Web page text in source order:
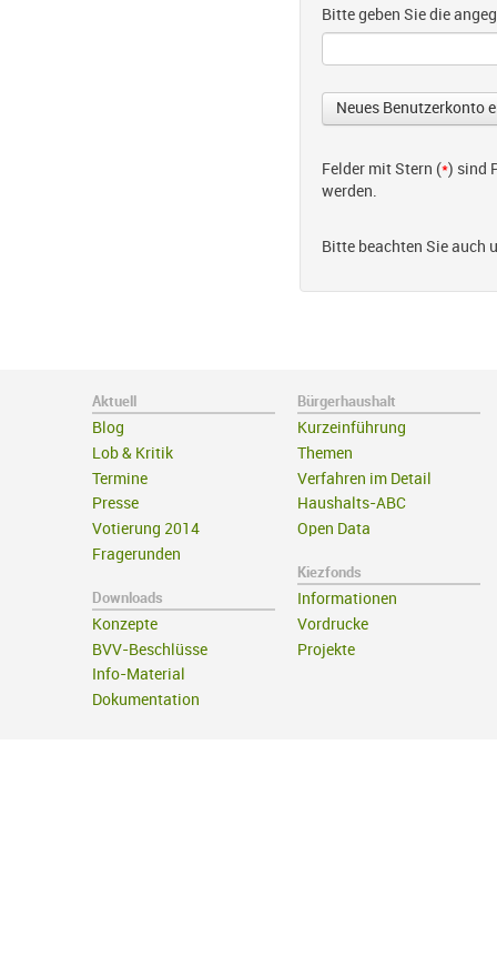
Bitte geben Sie die
Felder mit Stern (*) sind
werden.
Bitte beachten Sie auch
Aktuell
Blog
Lob & Kritik
Termine
Presse
Votierung 2014
Fragerunden
Downloads
Konzepte
BVV-Beschlüsse
Info-Material
Dokumentation
Bürgerhaushalt
Kurzeinführung
Themen
Verfahren im Detail
Haushalts-ABC
Open Data
Kiezfonds
Informationen
Vordrucke
Projekte